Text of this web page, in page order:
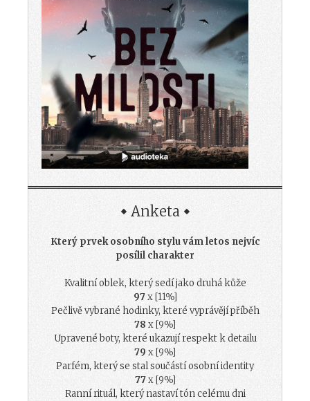
Anketa
Který prvek osobního stylu vám letos nejvíc
posílil charakter
Kvalitní oblek, který sedí jako druhá kůže
97x [11%]
Pečlivě vybrané hodinky, které vyprávějí příběh
78 x [9%]
Upravené boty, které ukazují respekt k detailu
79 x [9%]
Parfém, který se stal součástí osobní identity
77x [9%]
Ranní rituál, který nastaví tón celému dni